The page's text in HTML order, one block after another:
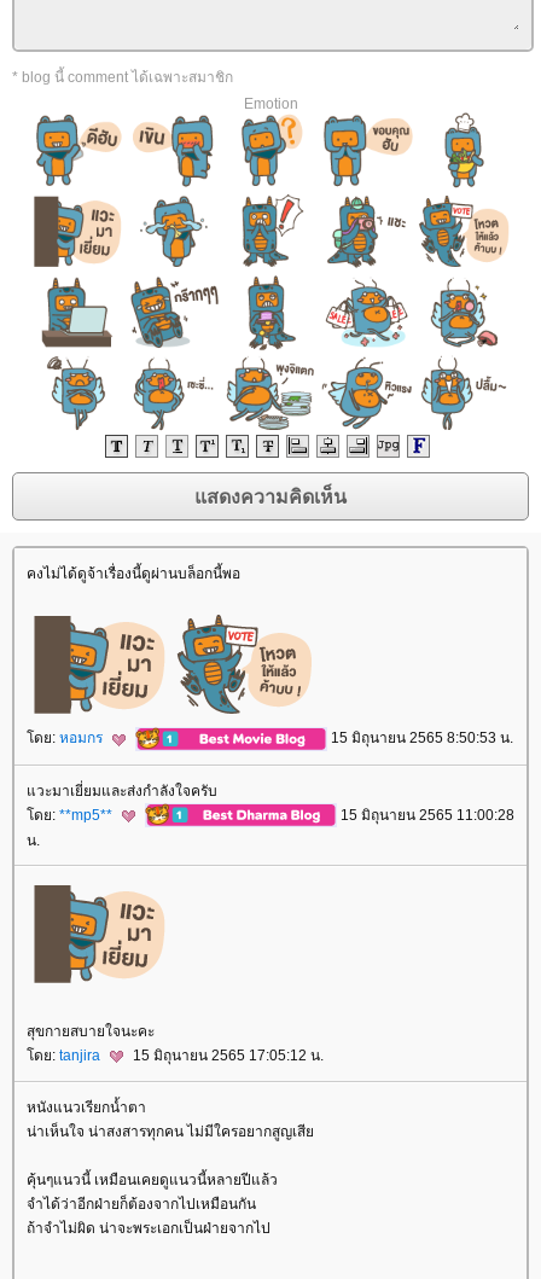
* blog นี้ comment ได้เฉพาะสมาชิก
Emotion
คงไม่ได้ดูจ้าเรื่องนี้ดูผ่านบล็อกนี้พอ
ดย: หอมกร 15 มิถุนายน 2565 8:50:53 น.
วะมาเยี่ยมและส่งกำลังใจครับ
ดย: **mp5**
15 มิถุนายน 2565 11:00:28
น.
สุขกายสบายใจนะคะ
ดย: tanjira 15 มิถุนายน 2565 17:05:12 น.
หนังแนวเรียกน้ำตา
น่าเห็นใจ น่าสงสารทุกคน ไม่มีใครอยากสูญเสี
คุ้นๆแนวนี้ เหมือนเคยดูแนวนี้หลายปีแล้ว
จำได้ว่าอีกฝ่ายก็ต้องจากไปเหมือนกัน
ถ้าจำไม่ผิด น่าจะพระเอกเป็นฝ่ายจากไป